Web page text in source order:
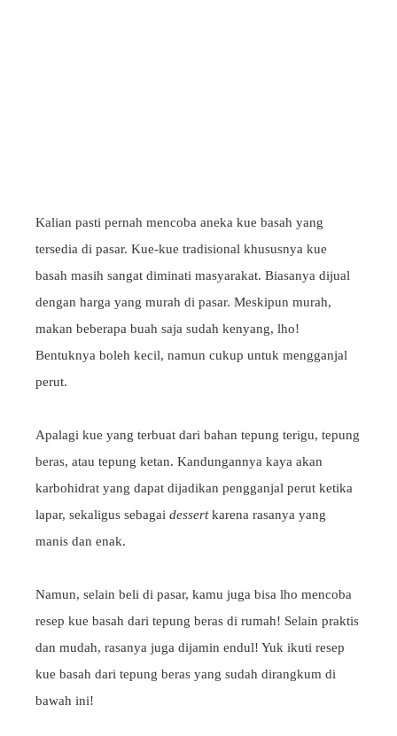
Kalian pasti pernah mencoba aneka kue basah yang
tersedia di pasar. Kue-kue tradisional khususnya kue
basah masih sangat diminati masyarakat. Biasanya dijual
dengan harga yang murah di pasar. Meskipun murah,
makan beberapa buah saja sudah kenyang, lho!
Bentuknya boleh kecil, namun cukup untuk mengganjal
perut.
Apalagi kue yang terbuat dari bahan tepung terigu, tepung
beras, atau tepung ketan. Kandungannya kaya akan
karbohidrat yang dapat dijadikan pengganjal perut ketika
lapar, sekaligus sebagai dessertkarena rasanya yang
manis dan enak.
Namun, selain beli di pasar, kamu juga bisa lho mencoba
resep kue basah dari tepung beras di rumah! Selain praktis
dan mudah, rasanya juga dijamin endul! Yuk ikuti resep
kue basah dari tepung beras yang sudah dirangkum di
bawah ini!